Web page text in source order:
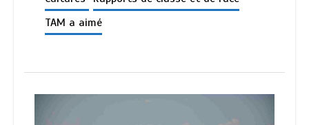
TAM a aimé